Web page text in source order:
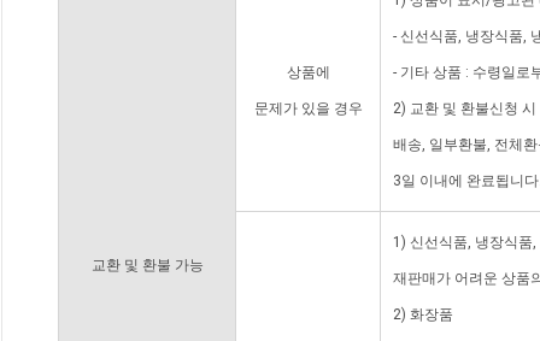
교환 및 환불 가능
상품에
문제가 있을 경우
- 신선식품, 냉장식품,
- 기타 상품 : 수령일로
2) 교환 및 환불신청
배송, 일부환불, 전체
3일 이내에 완료됩니
1) 신선식품, 냉장식품
재판매가 어려운 상품
2) 화장품